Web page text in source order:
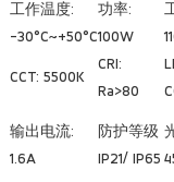
工作温度:
-30°C~+50°C
功率:
100W
CCT: 5500K
CRI:
Ra>80
输出电流:
1.6A
防护等级
IP21/ IP65